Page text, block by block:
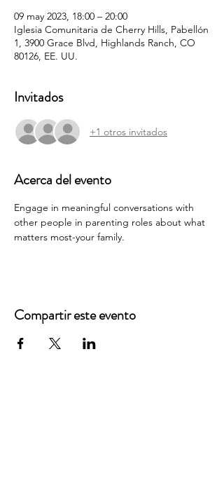
09 may 2023, 18:00 – 20:00
Iglesia Comunitaria de Cherry Hills, Pabellón
1, 3900 Grace Blvd, Highlands Ranch, CO
80126, EE. UU.
Invitados
+1 otros invitados
Acerca del evento
Engage in meaningful conversations with
other people in parenting roles about what
matters most-your family.
Compartir este evento